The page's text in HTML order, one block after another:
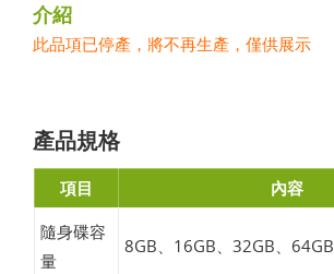
介紹
此品項已停產，將不再生產，僅供展示
產品規格
項目
內容
隨身碟容
量
8GB、16GB、32GB、64GB